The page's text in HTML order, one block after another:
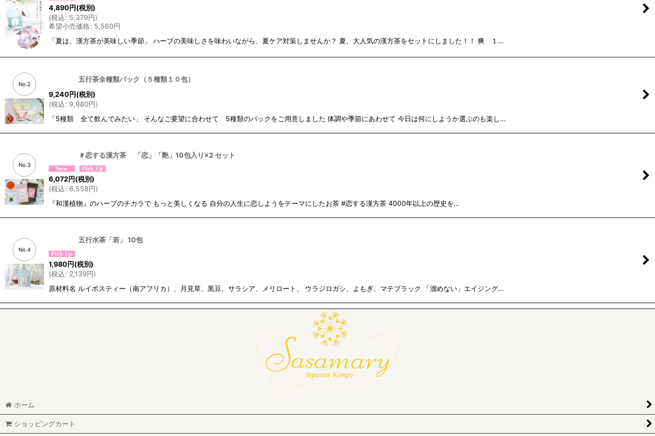
4,890円(税別)
(税込: 5,379円)
希望小売価格: 5,560円
「夏は、漢方茶が美味しい季節」 ハーブの美味しさを味わいながら、夏ケア対策しませんか？ 夏、大人気の漢方茶をセットにしました！！ 爽 １…
No.2
五行茶全種類パック（５種類１０包）
9,240円(税別)
(税込: 9,980円)
「5種類 全て飲んでみたい」 そんなご要望に合わせて 5種類のパックをご用意しました 体調や季節にあわせて 今日は何にしようか選ぶのも楽し…
No.3
＃恋する漢方茶 「恋」「艶」10包入り×2 セット
6,072円(税別)
(税込: 6,558円)
『和漢植物』のハーブのチカラで もっと美しくなる 自分の人生に恋しよう をテーマにしたお茶 #恋する漢方茶 4000年以上の歴史を…
No.4
五行水茶「若」 10包
1,980円(税別)
(税込: 2,139円)
原材料名 ルイボスティー（南アフリカ）、月見草、黒豆、サラシア、メリロート、 ウラジロガシ、よもぎ、マテブラック 「溜めない」エイジング…
ホーム
ショッピングカート